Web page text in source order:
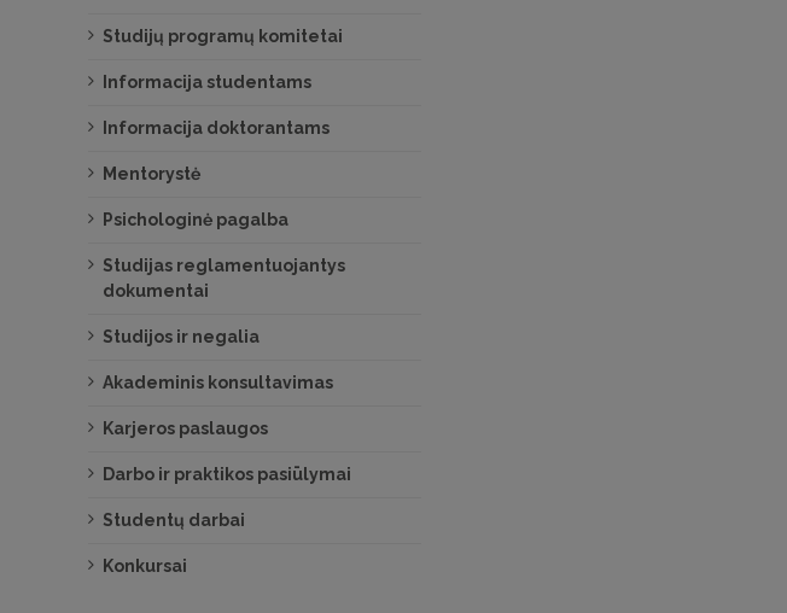
Studijų programų komitetai
Informacija studentams
Informacija doktorantams
Mentorystė
Psichologinė pagalba
Studijas reglamentuojantys
dokumentai
Studijos ir negalia
Akademinis konsultavimas
Karjeros paslaugos
Darbo ir praktikos pasiūlymai
Studentų darbai
Konkursai